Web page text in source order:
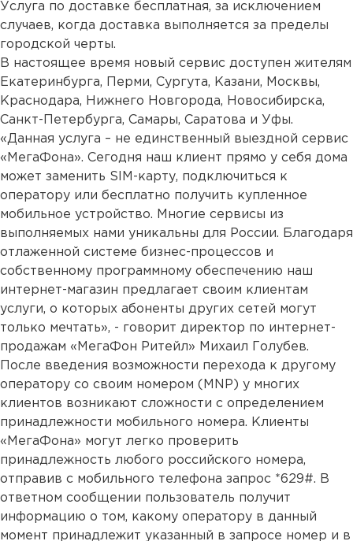
Услуга по доставке бесплатная, за исключением
случаев, когда доставка выполняется за пределы
городской черты.
В настоящее время новый сервис доступен жителям
Екатеринбурга, Перми, Сургута, Казани, Москвы,
Краснодара, Нижнего Новгорода, Новосибирска,
Санкт-Петербурга, Самары, Саратова и Уфы.
«Данная услуга – не единственный выездной сервис
«МегаФона». Сегодня наш клиент прямо у себя дома
может заменить SIM-карту, подключиться к
оператору или бесплатно получить купленное
мобильное устройство. Многие сервисы из
выполняемых нами уникальны для России. Благодаря
отлаженной системе бизнес-процессов и
собственному программному обеспечению наш
интернет-магазин предлагает своим клиентам
услуги, о которых абоненты других сетей могут
только мечтать», - говорит директор по интернет-
продажам «МегаФон Ритейл» Михаил Голубев.
После введения возможности перехода к другому
оператору со своим номером (MNP) у многих
клиентов возникают сложности с определением
принадлежности мобильного номера. Клиенты
«МегаФона» могут легко проверить
принадлежность любого российского номера,
отправив с мобильного телефона запрос *629#. В
ответном сообщении пользователь получит
информацию о том, какому оператору в данный
момент принадлежит указанный в запросе номер и в